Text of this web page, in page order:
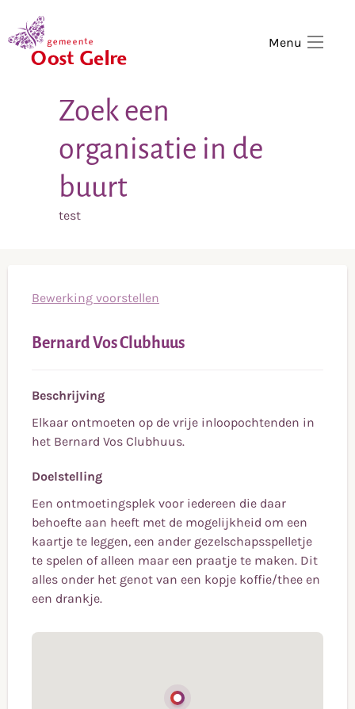
Menu
Zoek een
organisatie in de
buurt
test
Bewerking voorstellen
Bernard Vos Clubhuus
Beschrijving
Elkaar ontmoeten op de vrije inloopochtenden in
het Bernard Vos Clubhuus.
Doelstelling
Een ontmoetingsplek voor iedereen die daar
behoefte aan heeft met de mogelijkheid om een
kaartje te leggen, een ander gezelschapsspelletje
te spelen of alleen maar een praatje te maken. Dit
alles onder het genot van een kopje koffie/thee en
een drankje.